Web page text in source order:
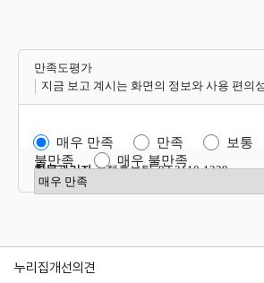
만족도평가
지금 보고 계시는 화면의 정보와 사용 편의
매우 만족 만족
보통
불만족
매우 불만족
만족도 점수 선택
항목관리자정책홍보팀 02-2110-1339
누리집개선의견